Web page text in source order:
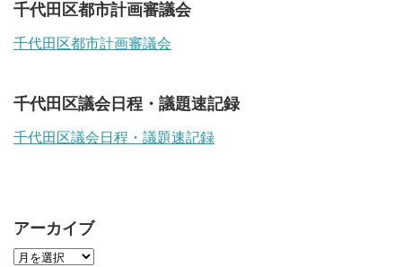
千代田区都市計画審議会
千代田区都市計画審議会
千代田区議会日程・議題速記録
千代田区議会日程・議題速記録
アーカイブ